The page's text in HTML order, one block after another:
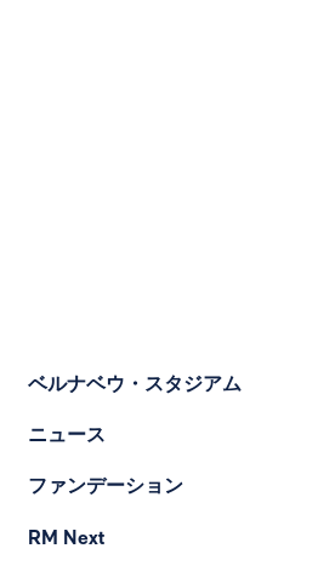
ベルナベウ・スタジアム
ニュース
ファンデーション
RM Next